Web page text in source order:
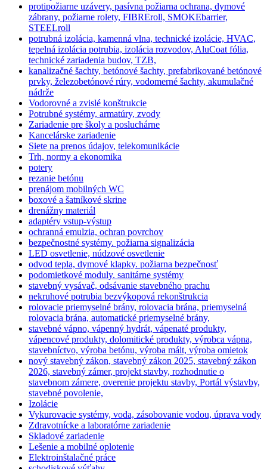
protipožiarne uzávery, pasívna požiarna ochrana, dymové
zábrany, požiarne rolety, FIBREroll, SMOKEbarrier,
STEELroll
potrubná izolácia, kamenná vlna, technické izolácie, HVAC,
tepelná izolácia potrubia, izolácia rozvodov, AluCoat fólia,
technické zariadenia budov, TZB,
kanalizačné šachty, betónové šachty, prefabrikované betónové
prvky, železobetónové rúry, vodomerné šachty, akumulačné
nádrže
Vodorovné a zvislé konštrukcie
Potrubné systémy, armatúry, zvody
Zariadenie pre školy a posluchárne
Kancelárske zariadenie
Siete na prenos údajov, telekomunikácie
Trh, normy a ekonomika
potery
rezanie betónu
prenájom mobilných WC
boxové a šatníkové skrine
drenážny materiál
adaptéry vstup-výstup
ochranná emulzia, ochran povrchov
bezpečnostné systémy. požiarna signalizácia
LED osvetlenie, núdzové osvetlenie
odvod tepla, dymové klapky. požiarna bezpečnosť
podomietkové moduly. sanitárne systémy
stavebný vysávač, odsávanie stavebného prachu
nekruhové potrubia bezvýkopová rekonštrukcia
rolovacie priemyselné brány, rolovacia brána, priemyselná
rolovacia brána, automatické priemyselné brány,
stavebné vápno, vápenný hydrát, vápenaté produkty,
vápencové produkty, dolomitické produkty, výrobca vápna,
stavebníctvo, výroba betónu, výroba mált, výroba omietok
nový stavebný zákon, stavebný zákon 2025, stavebný zákon
2026, stavebný zámer, projekt stavby, rozhodnutie o
stavebnom zámere, overenie projektu stavby, Portál výstavby,
stavebné povolenie,
Izolácie
Vykurovacie systémy, voda, zásobovanie vodou, úprava vody
Zdravotnícke a laboratórne zariadenie
Skladové zariadenie
Lešenie a mobilné oplotenie
Elektroinštalačné práce